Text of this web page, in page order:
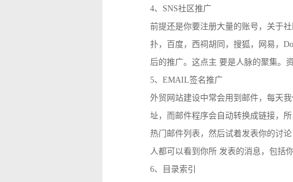
4、SNS社区推广
前提还是你要注册大量的账号，关于
扑，百度，西祠胡同，搜狐，网易，
后的推广。这点主 要是人脉的聚集。
5、EMAIL签名推广
外贸网站建设中常会用到邮件，每天
址，而邮件程序会自动转换成链接，
热门邮件列表，然后试着发表你的讨
人都可以看到你所 发表的消息，包括
6、目录索引